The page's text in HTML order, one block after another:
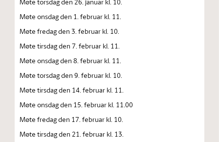
Møte onsdag den 1. februar kl. 11.
Møte fredag den 3. februar kl. 10.
Møte tirsdag den 7. februar kl. 11.
Møte onsdag den 8. februar kl. 11.
Møte torsdag den 9. februar kl. 10.
Møte tirsdag den 14. februar kl. 11.
Møte onsdag den 15. februar kl. 11.00
Møte fredag den 17. februar kl. 10.
Møte tirsdag den 21. februar kl. 13.